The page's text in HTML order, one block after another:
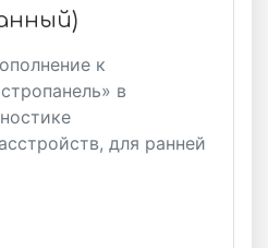
к
в
для ранней